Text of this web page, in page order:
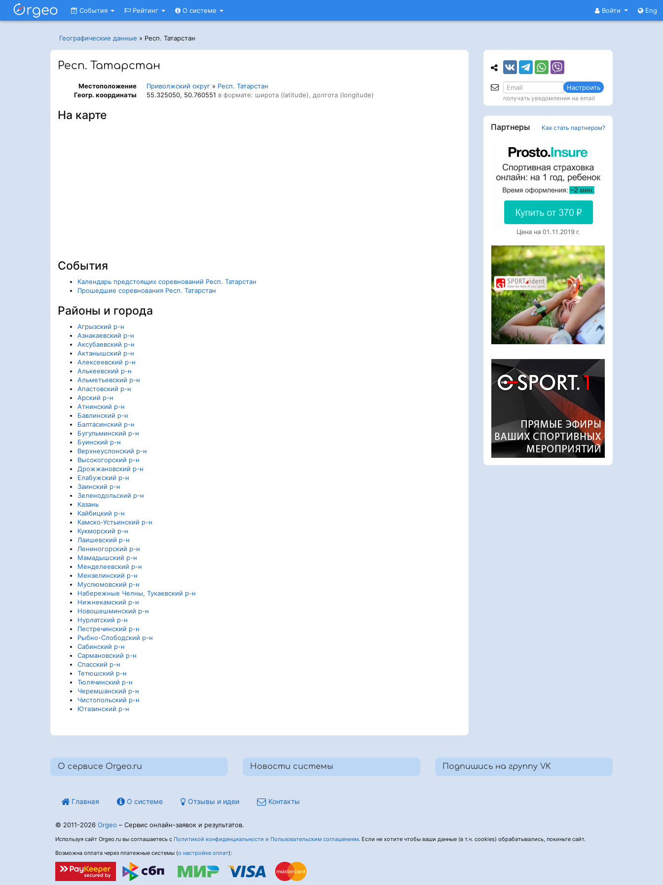
Войти Eng
События Рейтинг О системе
Географические данные » Респ. Татарстан
Респ. Татарстан
Местоположение Приволжский округ » Респ. Татарстан
Геогр. координаты
55.325050, 50.760551 в формате: широта (latitude), долгота (longitude)
На карте
События
Календарь предстоящих соревнований Респ. Татарстан
Прошедшие соревнования Респ. Татарстан
Районы и города
Агрызский р-н
Азнакаевский р-н
Аксубаевский р-н
Актанышский р-н
Алексеевский р-н
Алькеевский р-н
Альметьевский р-н
Апастовский р-н
Арский р-н
Атнинский р-н
Бавлинский р-н
Балтасинский р-н
Бугульминский р-н
Буинский р-н
Верхнеуслонский р-н
Высокогорский р-н
Дрожжановский р-н
Елабужский р-н
Заинский р-н
Зеленодольский р-н
Казань
Кайбицкий р-н
Камско-Устьинский р-н
Кукморский р-н
Лаишевский р-н
Лениногорский р-н
Мамадышский р-н
Менделеевский р-н
Мензелинский р-н
Муслюмовский р-н
Набережные Челны, Тукаевский р-н
Нижнекамский р-н
Новошешминский р-н
Нурлатский р-н
Пестречинский р-н
Рыбно-Слободский р-н
Сабинский р-н
Сармановский р-н
Спасский р-н
Тетюшский р-н
Тюлячинский р-н
Черемшанский р-н
Чистопольский р-н
Ютазинский р-н
Настроить
получать уведомления на email
Партнеры Как стать партнером?
О сервисе Orgeo.ru Новости системы Подпишись на группу VK
Главная О системе Отзывы и идеи Контакты
© 2011-2026 Orgeo – Сервис онлайн-заявок и результатов.
Используя сайт Orgeo.ru вы соглашаетесь с Политикой конфиденциальности и Пользовательским соглашением. Если не хотите чтобы ваши данные (в т.ч. cookies) обрабатывались, покиньте сайт.
Возможна оплата через платежные системы (о настройке оплат):